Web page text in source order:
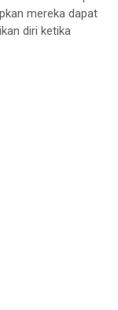
mereka dapat
diri ketika